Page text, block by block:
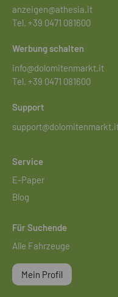
anzeigen@athesia.it
Tel. +39 0471 081600
Werbung schalten
info@dolomitenmarkt.it
Tel. +39 0471 081600
Support
Service
E-Paper
Blog
Für Suchende
Alle Fahrzeuge
Mein Profil